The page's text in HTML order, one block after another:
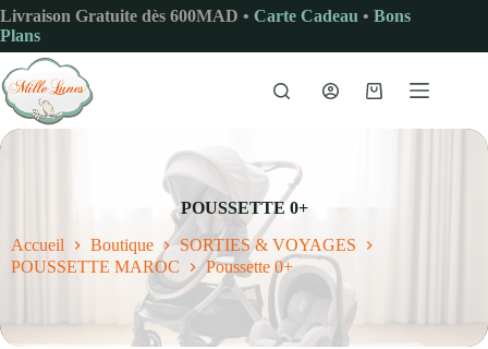
Passer
au
contenu
Livraison Gratuite dès 600MAD • Carte Cadeau • Bons
Plans
Panier
POUSSETTE 0+
Accueil Boutique
SORTIES & VOYAGES
POUSSETTE MAROC
Poussette 0+